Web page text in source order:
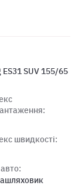
SUV 155/65
швидкості: